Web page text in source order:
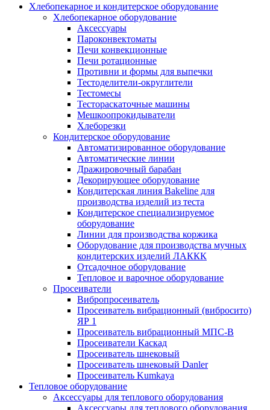
Хлебопекарное и кондитерское оборудование
Хлебопекарное оборудование
Аксессуары
Пароконвектоматы
Печи конвекционные
Печи ротационные
Противни и формы для выпечки
Тестоделители-округлители
Тестомесы
Тестораскаточные машины
Мешкоопрокидыватели
Хлеборезки
Кондитерское оборудование
Автоматизированное оборудование
Автоматические линии
Дражировочный барабан
Декорирующее оборудование
Кондитерская линия Bakeline для
производства изделий из теста
Кондитерское специализируемое
оборудование
Линии для производства коржика
Оборудование для производства мучных
кондитерских изделий ЛАККК
Отсадочное оборудование
Тепловое и варочное оборудование
Просеиватели
Вибропросеиватель
Просеиватель вибрационный (вибросито)
ЯР 1
Просеиватель вибрационный МПС-В
Просеиватели Каскад
Просеиватель шнековый
Просеиватель шнековый Danler
Просеиватель Kumkaya
Тепловое оборудование
Аксессуары для теплового оборудования
Аксессуары для теплового оборудования